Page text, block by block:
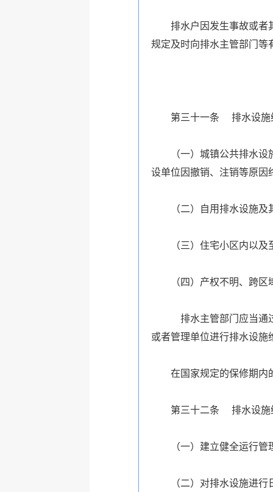
排水户因发生事故或者
规定及时向排水主管部门等
第三十一条 排水设施
（一）城镇公共排水
设单位因撤销、注销等原因
（二）自用排水设施
（三）住宅小区内以
（四）产权不明、跨
排水主管部门应当通
或者管理单位进行排水设施
在国家规定的保修期内
第三十二条 排水设施
（一）建立健全运行
（二）对排水设施进